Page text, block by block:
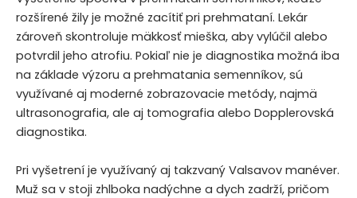
rozšírené žily je možné zacítiť pri prehmataní. Lekár
zároveň skontroluje mäkkosť mieška, aby vylúčil alebo
potvrdil jeho atrofiu. Pokiaľ nie je diagnostika možná iba
na základe výzoru a prehmatania semenníkov, sú
využívané aj moderné zobrazovacie metódy, najmä
ultrasonografia, ale aj tomografia alebo Dopplerovská
diagnostika.
Pri vyšetrení je využívaný aj takzvaný Valsavov manéver.
Muž sa v stoji zhlboka nadýchne a dych zadrží, pričom